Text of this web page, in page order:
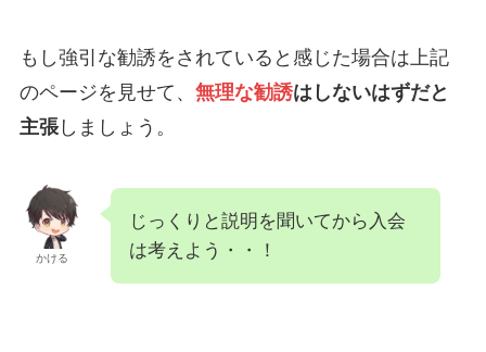
もし強引な勧誘をされていると感じた場合は上記
のページを見せて、 無理な勧誘はしないはずだと
主張しましょう。
かける
じっくりと説明を聞いてから入会
は考えよう・・！